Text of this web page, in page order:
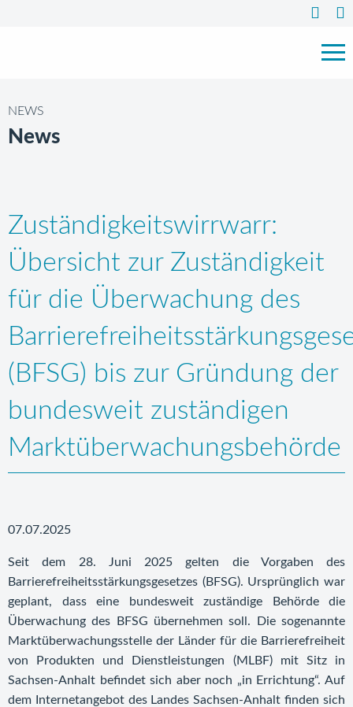
NEWS
News
Zuständigkeitswirrwarr:
Übersicht zur Zuständigkeit
für die Überwachung des
(BFSG) bis zur Gründung der
bundesweit zuständigen
Marktüberwachungsbehörde
07.07.2025
Seit dem 28. Juni 2025 gelten die Vorgaben des
Barrierefreiheitsstärkungsgesetzes (BFSG). Ursprünglich war
geplant, dass eine bundesweit zuständige Behörde die
Überwachung des BFSG übernehmen soll. Die sogenannte
Marktüberwachungsstelle der Länder für die Barrierefreiheit
von Produkten und Dienstleistungen (MLBF) mit Sitz in
Sachsen-Anhalt befindet sich aber noch „in Errichtung“. Auf
dem Internetangebot des Landes Sachsen-Anhalt finden sich